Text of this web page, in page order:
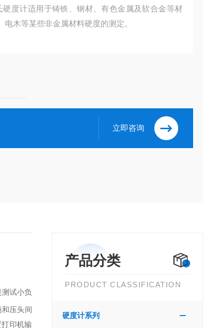
度计适用于铸铁、钢材、有色金属及软合金等材
木等某些非金属材料硬度的测定。
立即咨询
产品分类
PRODUCT CLASSIFICATION
硬度计系列
试小负
压头间
印机输